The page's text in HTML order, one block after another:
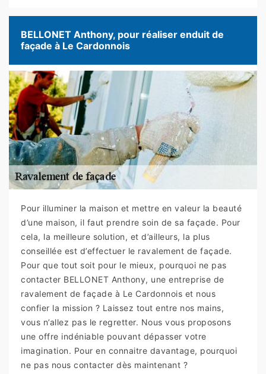
BELLONET Anthony, pour réaliser enduit de
façade à Le Cardonnois
Pour illuminer la maison et mettre en valeur la beauté
d’une maison, il faut prendre soin de sa façade. Pour
cela, la meilleure solution, et d’ailleurs, la plus
conseillée est d’effectuer le ravalement de façade.
Pour que tout soit pour le mieux, pourquoi ne pas
contacter BELLONET Anthony, une entreprise de
ravalement de façade à Le Cardonnois et nous
confier la mission ? Laissez tout entre nos mains,
vous n’allez pas le regretter. Nous vous proposons
une offre indéniable pouvant dépasser votre
imagination. Pour en connaitre davantage, pourquoi
ne pas nous contacter dès maintenant ?